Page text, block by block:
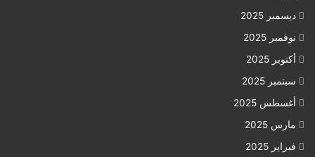
ديسمبر 2025
نوفمبر 2025
أكتوبر 2025
سبتمبر 2025
أغسطس 2025
مارس 2025
فبراير 2025